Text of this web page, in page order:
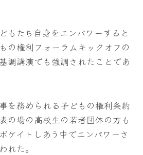
もたち自身をエンパワーすると
の権利フォーラムキックオフの
調講演でも強調されたことであ
を務められる子どもの権利条約
の場の高校生の若者団体の方も
ケイトしあう中でエンパワーさ
れた。